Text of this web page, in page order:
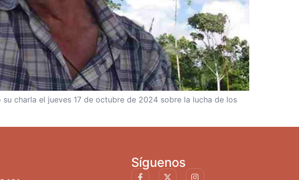
charla el jueves 17 de octubre de 2024 sobre la lucha de los
Síguenos